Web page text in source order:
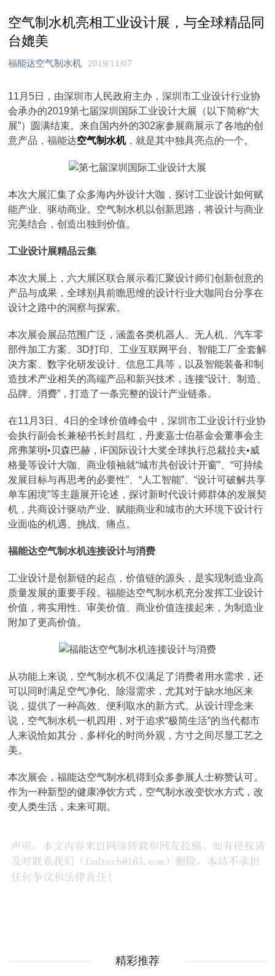
空气制水机亮相工业设计展，与全球精品同
台媲美
福能达空气制水机 2019/11/07
11月5日，由深圳市人民政府主办，深圳市工业设计行业协
会承办的2019第七届深圳国际工业设计大展（以下简称“大
展”）圆满结束。来自国内外的302家参展商展示了各地的创
意产品，福能达空气制水机，就是其中独具亮点的一个。
本次大展汇集了众多海内外设计大咖，探讨工业设计如何赋
能产业、驱动商业。空气制水机以创新思路，将设计与商业
完美结合，创造出独到价值。
工业设计展精品云集
本次大展上，六大展区联合展示着汇聚设计师们创新创意的
产品与成果，全球别具前瞻思维的设计行业大咖同台分享在
设计之路中的洞察与探索。
本次展会展品范围广泛，涵盖各类机器人、无人机、汽车零
部件加工方案、3D打印、工业互联网平台、智能工厂全套解
决方案、数字化研发设计、信息工具等，以及智能装备和制
造技术产业相关的高端产品和新兴技术，连接“设计、制造、
品牌、消费”，打造了一条完整的设计产业链条。
在11月3日、4日的全球价值峰会中，深圳市工业设计行业协
会执行副会长兼秘书长封昌红，丹麦嘉士伯基金会董事会主
席弗莱明•贝森巴赫，iF国际设计大奖全球执行总裁拉夫•威
格曼等设计大咖、商业领袖就“城市共创设计开窗”、“可持续
发展目标与再思考的必要性”、“人工智能”、“设计可破解共享
单车困境”等主题展开论述，探讨新时代设计师群体的发展契
机，共商设计驱动产业、赋能商业和城市的大环境下设计行
业面临的机遇、挑战、痛点。
福能达空气制水机连接设计与消费
工业设计是创新链的起点，价值链的源头，是实现制造业高
质量发展的重要手段。福能达空气制水机充分发挥工业设计
价值，将实用性、审美价值、商业价值连接起来，为制造业
附加了更高价值。
从功能上来说，空气制水机不仅满足了消费者用水需求，还
可以同时满足空气净化、除湿需求，尤其对于缺水地区来
说，提供了一种高效、便利取水的新方式。从设计理念来
说，空气制水机一机四用，对于追求“极简生活”的当代都市
人来说恰如其分，多样化的时尚外观，方寸之间尽显工艺之
美。
本次展会，福能达空气制水机得到众多参展人士称赞认可。
作为一种新型的健康净饮方式，空气制水改变饮水方式，改
变人类生活，未来可期。
精彩推荐